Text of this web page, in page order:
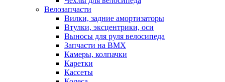
Велозапчасти
Вилки, задние амортизаторы
Втулки, эксцентрики, оси
Выносы для руля велосипеда
Запчасти на BMX
Камеры, колпачки
Каретки
Кассеты